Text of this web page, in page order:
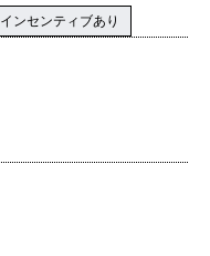
インセンティブあり